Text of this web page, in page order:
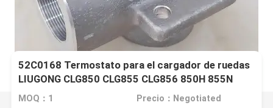
52C0168 Termostato para el cargador de ruedas
LIUGONG CLG850 CLG855 CLG856 850H 855N
ZL50C ZL50CN
MOQ：1 Precio：Negotiated